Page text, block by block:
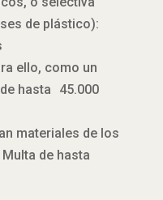
de plástico):
ello, como un
hasta 45.000
materiales de los
de hasta